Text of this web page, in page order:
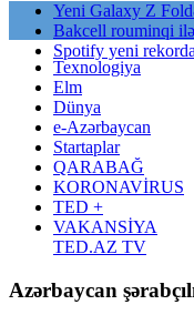
Yeni Galaxy Z
Bakcell rouminqi
Spotify yeni
Texnologiya
Elm
Dünya
e-Azərbaycan
Startaplar
QARABAĞ
KORONAVİRUS
TED +
VAKANSİYA
TED.AZ TV
Azərbaycan